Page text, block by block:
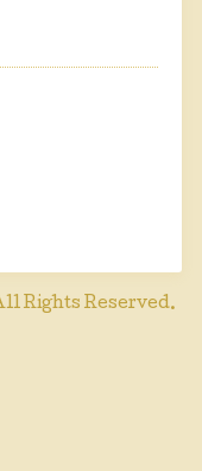
Rights Reserved.